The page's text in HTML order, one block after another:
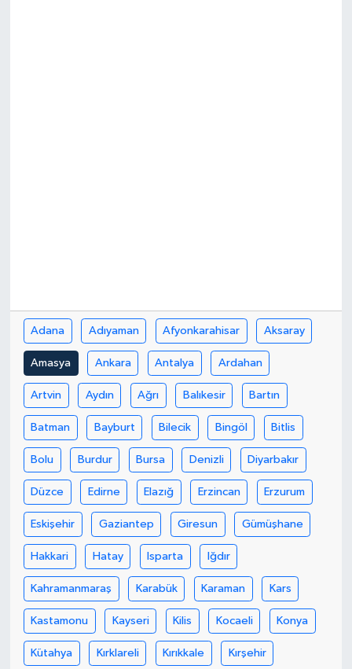
Adana Adıyaman Afyonkarahisar Aksaray
Amasya Ankara Antalya Ardahan
Artvin Aydın Ağrı Balıkesir Bartın
Batman Bayburt Bilecik Bingöl Bitlis
Bolu Burdur Bursa Denizli Diyarbakır
Düzce Edirne Elazığ Erzincan Erzurum
Eskişehir Gaziantep Giresun Gümüşhane
Hakkari Hatay Isparta Iğdır
Kahramanmaraş Karabük Karaman Kars
Kastamonu Kayseri Kilis Kocaeli Konya
Kütahya Kırklareli Kırıkkale Kırşehir